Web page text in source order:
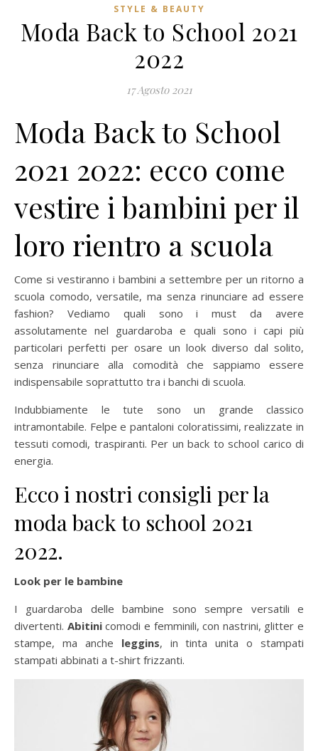
STYLE & BEAUTY
Moda Back to School 2021
2022
17 Agosto 2021
Moda Back to School
2021 2022: ecco come
vestire i bambini per il
loro rientro a scuola
Come si vestiranno i bambini a settembre per un ritorno a
scuola comodo, versatile, ma senza rinunciare ad essere
fashion? Vediamo quali sono i must da avere
assolutamente nel guardaroba e quali sono i capi più
particolari perfetti per osare un look diverso dal solito,
senza rinunciare alla comodità che sappiamo essere
indispensabile soprattutto tra i banchi di scuola.
Indubbiamente le tute sono un grande classico
intramontabile. Felpe e pantaloni coloratissimi, realizzate in
tessuti comodi, traspiranti. Per un back to school carico di
energia.
Ecco i nostri consigli per la
moda back to school 2021
2022.
Look per le bambine
I guardaroba delle bambine sono sempre versatili e
divertenti. Abitinicomodi e femminili, con nastrini, glitter e
stampe, ma anche leggins, in tinta unita o stampati
stampati abbinati a t-shirt frizzanti.